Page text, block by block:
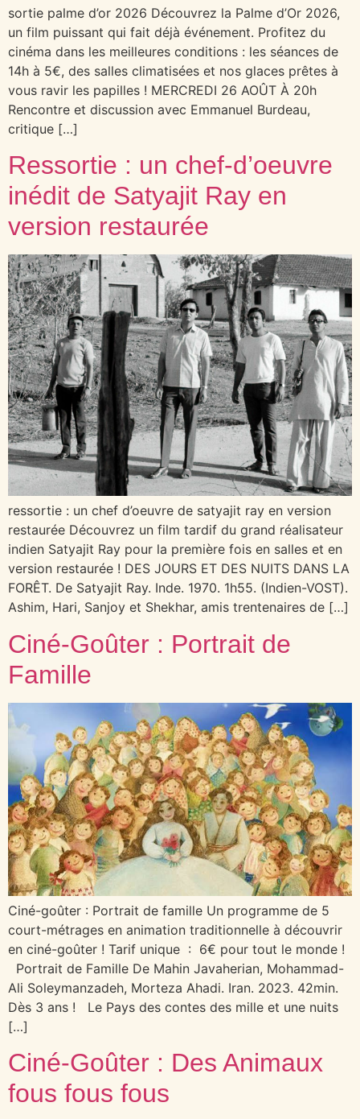
sortie palme d’or 2026 Découvrez la Palme d’Or 2026,
un film puissant qui fait déjà événement. Profitez du
cinéma dans les meilleures conditions : les séances de
14h à 5€, des salles climatisées et nos glaces prêtes à
vous ravir les papilles ! MERCREDI 26 AOÛT À 20h
Rencontre et discussion avec Emmanuel Burdeau,
critique […]
Ressortie : un chef-d’oeuvre
inédit de Satyajit Ray en
version restaurée
ressortie : un chef d’oeuvre de satyajit ray en version
restaurée Découvrez un film tardif du grand réalisateur
indien Satyajit Ray pour la première fois en salles et en
version restaurée ! DES JOURS ET DES NUITS DANS LA
FORÊT. De Satyajit Ray. Inde. 1970. 1h55. (Indien-VOST).
Ashim, Hari, Sanjoy et Shekhar, amis trentenaires de […]
Ciné-Goûter : Portrait de
Famille
Ciné-goûter : Portrait de famille Un programme de 5
court-métrages en animation traditionnelle à découvrir
en ciné-goûter ! Tarif unique : 6€ pour tout le monde !
Portrait de Famille De Mahin Javaherian, Mohammad-
Ali Soleymanzadeh, Morteza Ahadi. Iran. 2023. 42min.
Dès 3 ans ! Le Pays des contes des mille et une nuits
[…]
Ciné-Goûter : Des Animaux
fous fous fous